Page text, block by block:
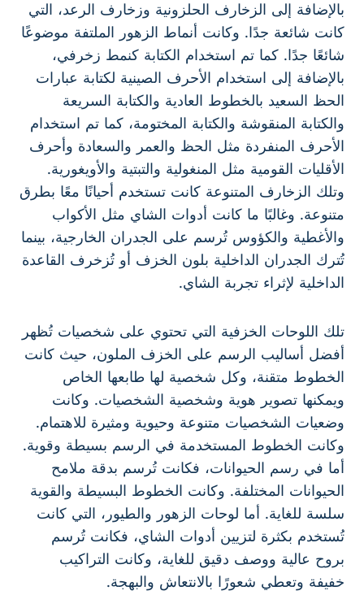
بالإضافة إلى الزخارف الحلزونية وزخارف الرعد، التي
كانت شائعة جدًا. وكانت أنماط الزهور الملتفة موضوعًا
شائعًا جدًا. كما تم استخدام الكتابة كنمط زخرفي،
بالإضافة إلى استخدام الأحرف الصينية لكتابة عبارات
الحظ السعيد بالخطوط العادية والكتابة السريعة
والكتابة المنقوشة والكتابة المختومة، كما تم استخدام
الأحرف المنفردة مثل الحظ والعمر والسعادة وأحرف
الأقليات القومية مثل المنغولية والتبتية والأويغورية.
وتلك الزخارف المتنوعة كانت تستخدم أحيانًا معًا بطرق
متنوعة. وغالبًا ما كانت أدوات الشاي مثل الأكواب
والأغطية والكؤوس تُرسم على الجدران الخارجية، بينما
تُترك الجدران الداخلية بلون الخزف أو تُزخرف القاعدة
الداخلية لإثراء تجربة الشاي.
تلك اللوحات الخزفية التي تحتوي على شخصيات تُظهر
أفضل أساليب الرسم على الخزف الملون، حيث كانت
الخطوط متقنة، وكل شخصية لها طابعها الخاص
ويمكنها تصوير هوية وشخصية الشخصيات. وكانت
وضعيات الشخصيات متنوعة وحيوية ومثيرة للاهتمام.
وكانت الخطوط المستخدمة في الرسم بسيطة وقوية.
أما في رسم الحيوانات، فكانت تُرسم بدقة ملامح
الحيوانات المختلفة. وكانت الخطوط البسيطة والقوية
سلسة للغاية. أما لوحات الزهور والطيور، التي كانت
تُستخدم بكثرة لتزيين أدوات الشاي، فكانت تُرسم
بروح عالية ووصف دقيق للغاية، وكانت التراكيب
خفيفة وتعطي شعورًا بالانتعاش والبهجة.